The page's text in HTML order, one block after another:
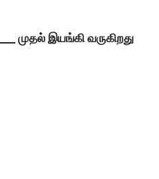
முதல் இயங்கி வருகிறது